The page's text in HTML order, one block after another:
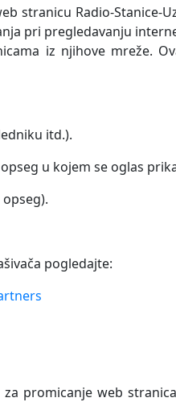
stranicu Radio-Stanice-
pri pregledavanju
iz njihove mreže.
itd.).
u kojem se oglas
pogledajte:
promicanje web